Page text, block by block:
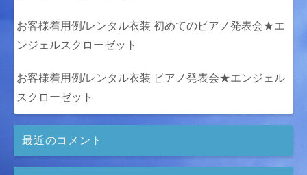
お客様着用例/レンタル衣装 初めてのピアノ発表会★エ
ンジェルスクローゼット
お客様着用例/レンタル衣装 ピアノ発表会★エンジェル
スクローゼット
最近のコメント